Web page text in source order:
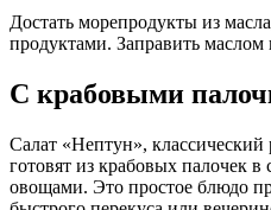
Достать морепродукты из
продуктами. Заправить
С крабовыми
Салат «Нептун»,
готовят из крабовых палочек
овощами. Это простое блюдо